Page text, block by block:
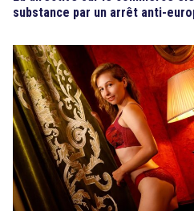
substance par un arrêt anti-